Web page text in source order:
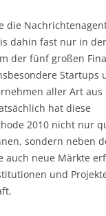
die
dahin fast nur in
der fünf großen
Startups
aller Art
hat diese
2010 nicht nur
sondern neben
auch neue Märkte
und